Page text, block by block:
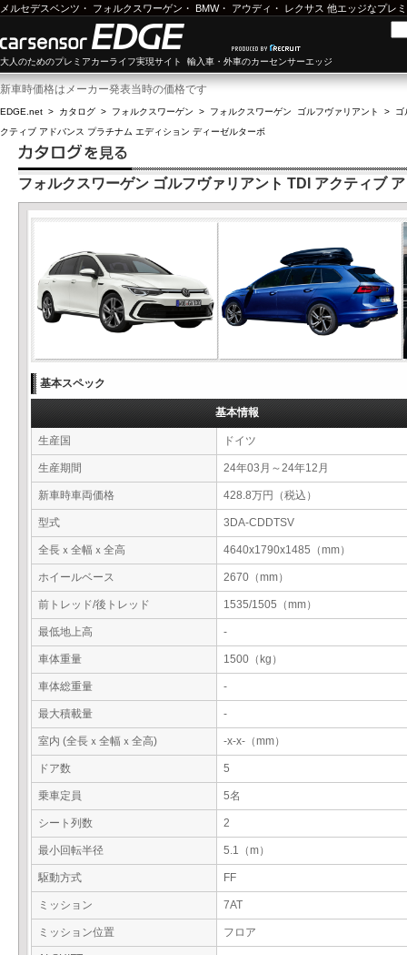
メルセデスベンツ ・ フォルクスワーゲン ・ BMW・ アウディ ・ レクサス 他エッジなプレ
大人のためのプレミアカーライフ実現サイト 輸入車・外車のカーセンサーエッジ
新車時価格はメーカー発表当時の価格です
EDGE.net > カタログ > フォルクスワーゲン > フォルクスワーゲン ゴルフヴァリアント > ゴ
クティブ アドバンス プラチナム エディション ディーゼルターボ
フォルクスワーゲン ゴルフヴァリアント TDI アクティブ
基本スペック
基本情報
生産国 ドイツ
生産期間 24年03月～24年12月
新車時車両価格 428.8万円（税込）
型式 3DA-CDDTSV
全長ｘ全幅ｘ全高 4640x1790x1485（mm）
ホイールベース 2670（mm）
前トレッド/後トレッド 1535/1505（mm）
最低地上高 -
車体重量 1500（kg）
車体総重量 -
最大積載量 -
室内 (全長ｘ全幅ｘ全高) -x-x-（mm）
ドア数 5
乗車定員 5名
シート列数 2
最小回転半径 5.1（m）
駆動方式 FF
ミッション 7AT
ミッション位置 フロア